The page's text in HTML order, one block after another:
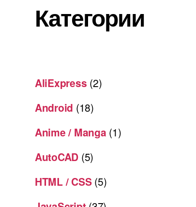
Категории
AliExpress (2)
Android (18)
Anime / Manga (1)
AutoCAD (5)
HTML / CSS(5)